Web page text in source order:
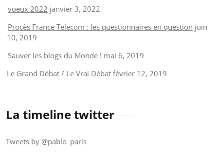
voeux 2022 janvier 3, 2022
Procès France Telecom : les questionnaires en question juin
10, 2019
Sauver les blogs du Monde ! mai 6, 2019
Le Grand Débat / Le Vrai Débat février 12, 2019
La timeline twitter
Tweets by @pablo_paris